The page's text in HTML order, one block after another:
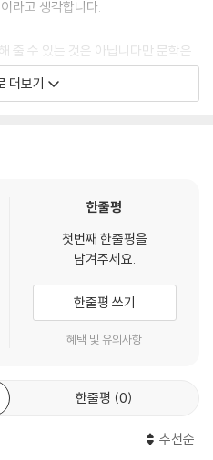
라고 생각합니다.
줄 수 있는 것은 아닙니다만 문학은
모든 문제를 되돌아 보게 합니다. 그
가 생각하는 비평입니다. 비평은 그
일화에 반대하는 목소리까지 획일
일 확실하게 온 몸으로 버티는 일이
리를, 대뇌를, 넘겨준 것이다. 하지
시칠리아의 암소>를 갖기 위해 오랜
아의 암소>는 푸코 해설도, 김현 문
존재의 퇴적으로 무거워진 지성이
있는가에 대한 모범적인 대답이기도
더보기
한줄평
첫번째 한줄평을
남겨주세요.
한줄평 쓰기
혜택 및 유의사항
한줄평 0
추천순